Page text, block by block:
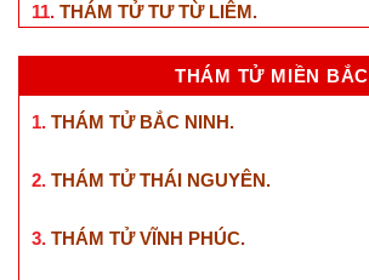
11. THÁM TỬ TƯ TỪ LIÊM.
THÁM TỬ MIỀN BẮC
1. THÁM TỬ BẮC NINH.
2. THÁM TỬ THÁI NGUYÊN.
3. THÁM TỬ VĨNH PHÚC.